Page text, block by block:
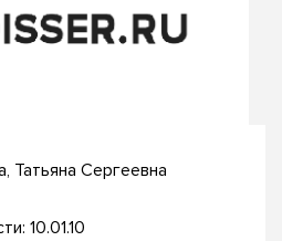
Татьяна Сергеевна
10.01.10